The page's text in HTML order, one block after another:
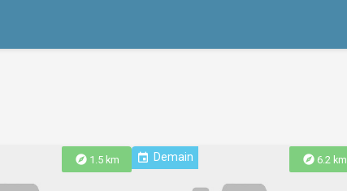
explore 1.5 km explore 6.2 km
event Demain